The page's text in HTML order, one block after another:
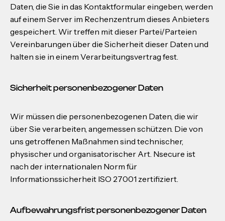
Daten, die Sie in das Kontaktformular eingeben, werden
auf einem Server im Rechenzentrum dieses Anbieters
gespeichert. Wir treffen mit dieser Partei/Parteien
Vereinbarungen über die Sicherheit dieser Daten und
halten sie in einem Verarbeitungsvertrag fest.
Sicherheit personenbezogener Daten
Wir müssen die personenbezogenen Daten, die wir
über Sie verarbeiten, angemessen schützen. Die von
uns getroffenen Maßnahmen sind technischer,
physischer und organisatorischer Art. Nsecure ist
nach der internationalen Norm für
Informationssicherheit ISO 27001 zertifiziert.
Aufbewahrungsfrist personenbezogener Daten